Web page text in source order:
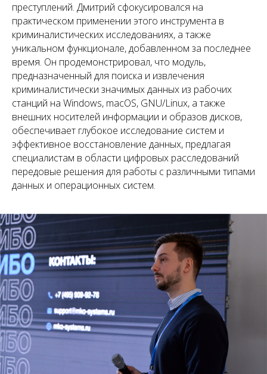
преступлений. Дмитрий сфокусировался на
практическом применении этого инструмента в
криминалистических исследованиях, а также
уникальном функционале, добавленном за последнее
время. Он продемонстрировал, что модуль,
предназначенный для поиска и извлечения
криминалистически значимых данных из рабочих
станций на Windows, macOS, GNU/Linux, а также
внешних носителей информации и образов дисков,
обеспечивает глубокое исследование систем и
эффективное восстановление данных, предлагая
специалистам в области цифровых расследований
передовые решения для работы с различными типами
данных и операционных систем.